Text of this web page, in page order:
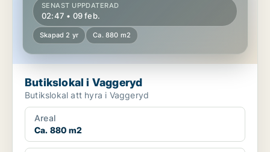
SENAST UPPDATERAD
02:47 • 09 feb.
Skapad 2 yr Ca. 880 m2
Butikslokal i Vaggeryd
Butikslokal att hyra i Vaggeryd
Areal
Ca. 880 m2